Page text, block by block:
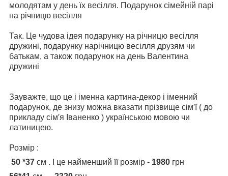
молодятам у день їх весілля. Подарунок сімейній парі
на річницю весілля
Так. Це чудова ідея подарунку на річницю весілля
дружині, подарунку нарічницю весілля друзям чи
батькам, а також подарунок на день Валентина
дружині
Зауважте, що це і іменна картина-декор і іменний
подарунок, де знизу можна вказати прізвище сім′ї ( до
прикладу сім′я Іваненко ) українською мовою чи
латиницею.
Розмір :
50 *37 см . І це найменший її розмір - 1980 грн